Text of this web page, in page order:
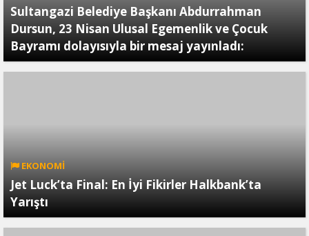
Sultangazi Belediye Başkanı Abdurrahman
Dursun, 23 Nisan Ulusal Egemenlik ve Çocuk
Bayramı dolayısıyla bir mesaj yayınladı:
EKONOMİ
Jet Luck’ta Final: En İyi Fikirler Halkbank’ta
Yarıştı